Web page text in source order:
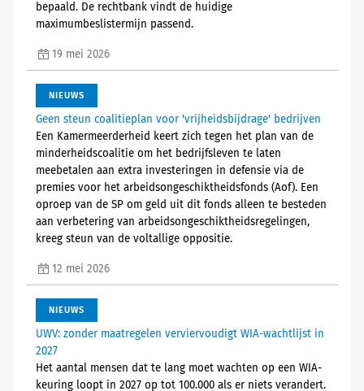
bepaald. De rechtbank vindt de huidige
maximumbeslistermijn passend.
19 mei 2026
NIEUWS
Geen steun coalitieplan voor 'vrijheidsbijdrage' bedrijven
Een Kamermeerderheid keert zich tegen het plan van de
minderheidscoalitie om het bedrijfsleven te laten
meebetalen aan extra investeringen in defensie via de
premies voor het arbeidsongeschiktheidsfonds (Aof). Een
oproep van de SP om geld uit dit fonds alleen te besteden
aan verbetering van arbeidsongeschiktheidsregelingen,
kreeg steun van de voltallige oppositie.
12 mei 2026
NIEUWS
UWV: zonder maatregelen verviervoudigt WIA-wachtlijst in
2027
Het aantal mensen dat te lang moet wachten op een WIA-
keuring loopt in 2027 op tot 100.000 als er niets verandert.